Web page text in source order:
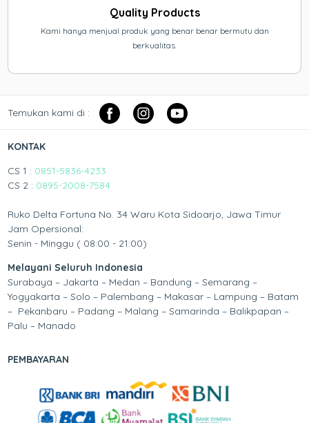
Quality Products
Kami hanya menjual produk yang benar benar bermutu dan
berkualitas.
Temukan kami di :
KONTAK
CS 1 : 0851-5836-4233
CS 2 : 0895-2008-7584
Ruko Delta Fortuna No. 34 Waru Kota Sidoarjo, Jawa Timur
Jam Opersional:
Senin - Minggu ( 08:00 - 21:00)
Melayani Seluruh Indonesia
Surabaya – Jakarta – Medan – Bandung – Semarang –
Yogyakarta – Solo – Palembang – Makasar – Lampung – Batam
– Pekanbaru – Padang – Malang – Samarinda – Balikpapan –
Palu – Manado
PEMBAYARAN